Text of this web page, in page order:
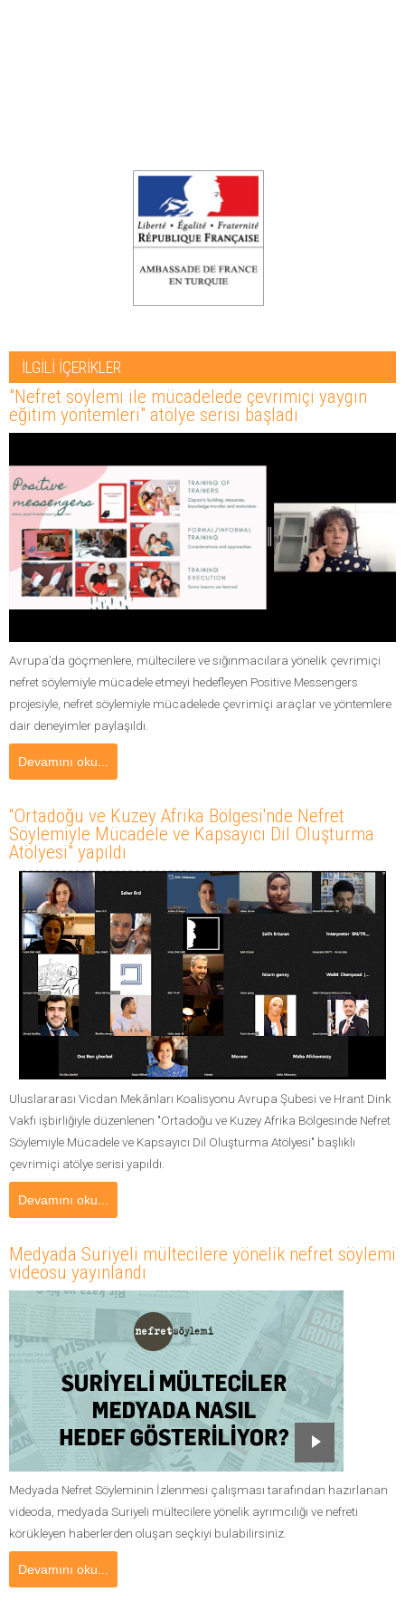
İLGİLİ İÇERİKLER
"Nefret söylemi ile mücadelede çevrimiçi yaygın
eğitim yöntemleri" atölye serisi başladı
Avrupa’da göçmenlere, mültecilere ve sığınmacılara yönelik çevrimiçi
nefret söylemiyle mücadele etmeyi hedefleyen Positive Messengers
projesiyle, nefret söylemiyle mücadelede çevrimiçi araçlar ve yöntemlere
dair deneyimler paylaşıldı.
Devamını oku...
“Ortadoğu ve Kuzey Afrika Bölgesi'nde Nefret
Söylemiyle Mücadele ve Kapsayıcı Dil Oluşturma
Atölyesi" yapıldı
Uluslararası Vicdan Mekânları Koalisyonu Avrupa Şubesi ve Hrant Dink
Vakfı işbirliğiyle düzenlenen "Ortadoğu ve Kuzey Afrika Bölgesinde Nefret
Söylemiyle Mücadele ve Kapsayıcı Dil Oluşturma Atölyesi" başlıklı
çevrimiçi atölye serisi yapıldı.
Devamını oku...
Medyada Suriyeli mültecilere yönelik nefret söylemi
videosu yayınlandı
Medyada Nefret Söyleminin İzlenmesi çalışması tarafından hazırlanan
videoda, medyada Suriyeli mültecilere yönelik ayrımcılığı ve nefreti
körükleyen haberlerden oluşan seçkiyi bulabilirsiniz.
Devamını oku...